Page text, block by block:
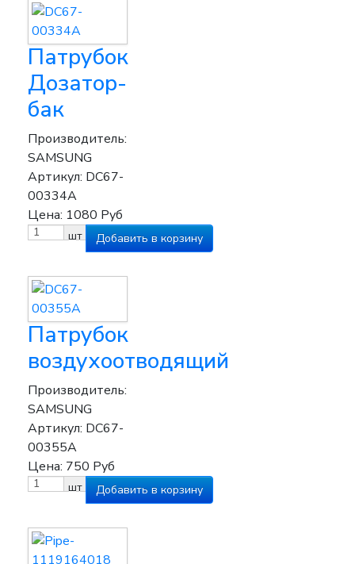
Патрубок
Дозатор-
бак
Производитель:
SAMSUNG
Артикул: DC67-
00334A
Цена: 1080 Руб
шт
Патрубок
воздухоотводящий
Производитель:
SAMSUNG
Артикул: DC67-
00355A
Цена: 750 Руб
шт